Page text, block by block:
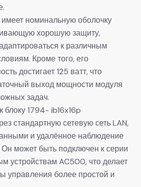
номинальную оболочку
хорошую защиту,
к различным
Кроме того, его
достигает 125 ватт, что
выход мощности модуля
задач.
блоку 1794- ib16x16p
стандартную сетевую сеть LAN,
и удалённое наблюдение
может быть подключен к серии
устройствам AC500, что делает
управления более простой и